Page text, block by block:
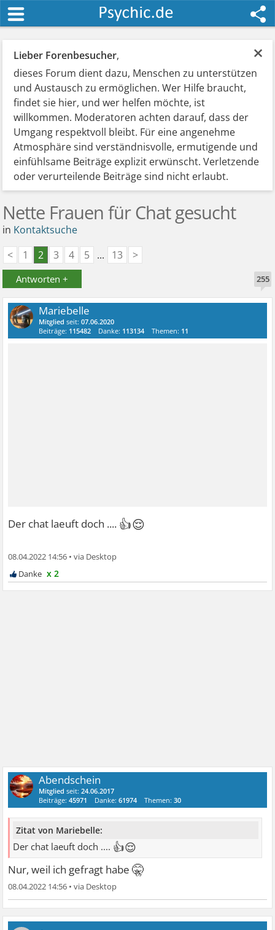
×
Lieber Forenbesucher,
dieses Forum dient dazu, Menschen zu unterstützen
und Austausch zu ermöglichen. Wer Hilfe braucht,
findet sie hier, und wer helfen möchte, ist
willkommen. Moderatoren achten darauf, dass der
Umgang respektvoll bleibt. Für eine angenehme
Atmosphäre sind verständnisvolle, ermutigende und
einfühlsame Beiträge explizit erwünscht. Verletzende
oder verurteilende Beiträge sind nicht erlaubt.
Nette Frauen für Chat gesucht
in Kontaktsuche
<
1 2 3 4 5 ... 13 >
Antworten + 255
Mariebelle
Mitglied seit:07.06.2020
Beiträge: 115482 Danke: 113134 Themen: 11
Der chat laeuft doch .... 👍😌
08.04.2022 14:56 •
x 2
Abendschein
Mitglied seit:24.06.2017
Beiträge:45971 Danke:61974 Themen:30
Zitat von Mariebelle:
Der chat laeuft doch .... 👍😌
Nur, weil ich gefragt habe🤫
08.04.2022 14:56 •